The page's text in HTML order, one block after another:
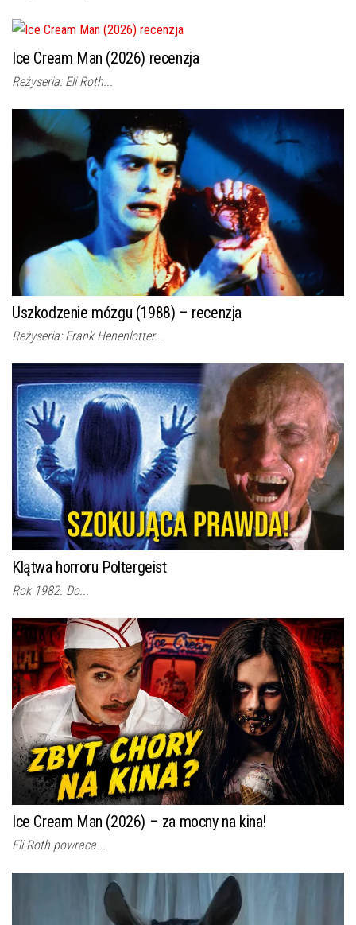
Ice Cream Man (2026) recenzja
Reżyseria: Eli Roth...
Uszkodzenie mózgu (1988) – recenzja
Reżyseria: Frank Henenlotter...
Klątwa horroru Poltergeist
Rok 1982. Do...
Ice Cream Man (2026) – za mocny na kina!
Eli Roth powraca...